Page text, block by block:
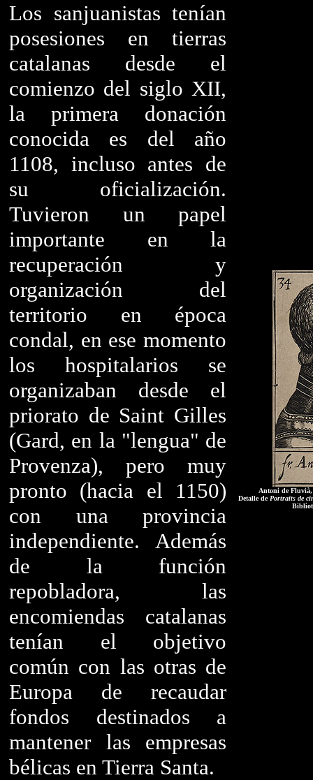
Los sanjuanistas tenían
posesiones en tierras
catalanas desde el
comienzo del siglo XII,
la primera donación
conocida es del año
1108, incluso antes de
su oficialización.
Tuvieron un papel
importante en la
recuperación y
organización del
territorio en época
condal, en ese momento
los hospitalarios se
organizaban desde el
priorato de Saint Gilles
(Gard, en la "lengua" de
Provenza), pero muy
pronto (hacia el 1150)
con una provincia
independiente. Además
de la función
repobladora, las
encomiendas catalanas
tenían el objetivo
común con las otras de
Europa de recaudar
fondos destinados a
mantener las empresas
bélicas en Tierra Santa.
Antoni de Fluvià,
Detalle de Portraits de